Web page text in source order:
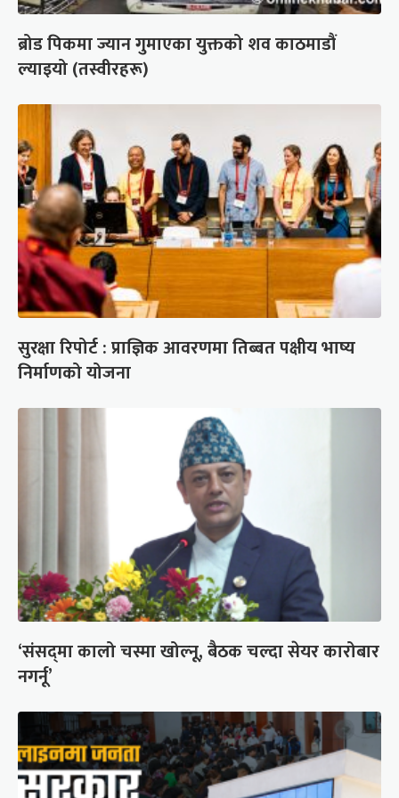
ब्रोड पिकमा ज्यान गुमाएका युक्तको शव काठमाडौं
ल्याइयो (तस्वीरहरू)
सुरक्षा रिपोर्ट : प्राज्ञिक आवरणमा तिब्बत पक्षीय भाष्य
निर्माणको योजना
‘संसद्‍मा कालो चस्मा खोल्नू, बैठक चल्दा सेयर कारोबार
नगर्नू’